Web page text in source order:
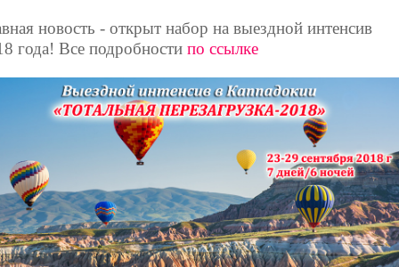
новость - открыт набор на выездной интенсив
года! Все подробности по ссылке